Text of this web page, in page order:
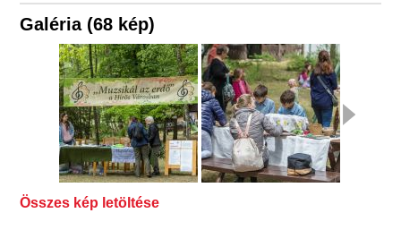
Galéria (68 kép)
Összes kép letöltése